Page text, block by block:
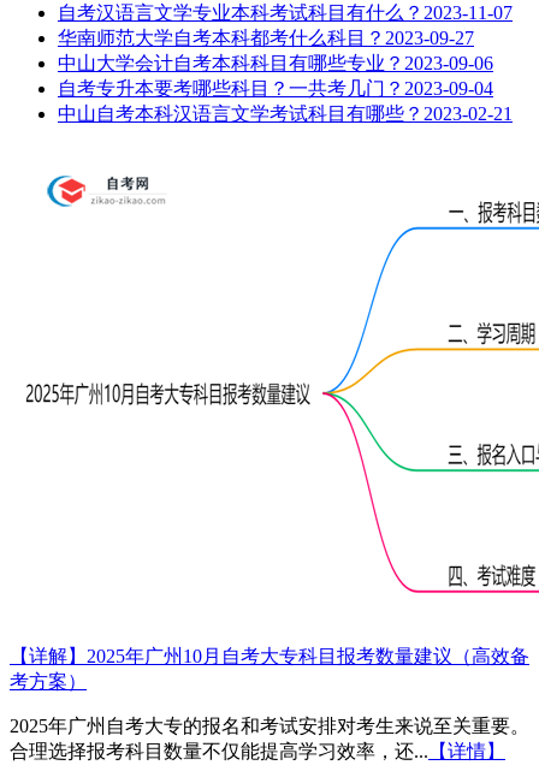
自考汉语言文学专业本科考试科目有什么？ 2023-11-07
华南师范大学自考本科都考什么科目？ 2023-09-27
中山大学会计自考本科科目有哪些专业？ 2023-09-06
自考专升本要考哪些科目？一共考几门？ 2023-09-04
中山自考本科汉语言文学考试科目有哪些？ 2023-02-21
【详解】2025年广州10月自考大专科目报考数量建议（高效备
考方案）
2025年广州自考大专的报名和考试安排对考生来说至关重要。
合理选择报考科目数量不仅能提高学习效率，还... 【详情】